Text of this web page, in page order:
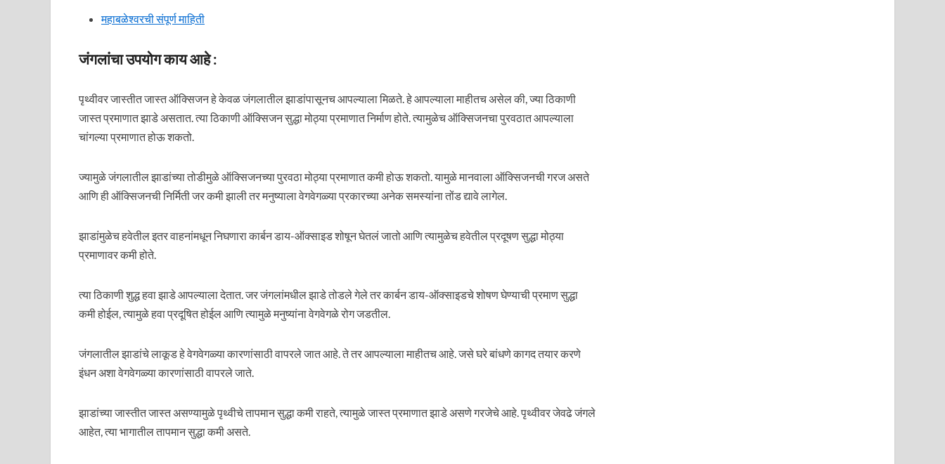
महाबळेश्वरची संपूर्ण माहिती
जंगलांचा उपयोग काय आहे :
पृथ्वीवर जास्तीत जास्त ऑक्सिजन हे केवळ जंगलातील झाडांपासूनच आपल्याला मिळते. हे आपल्याला माहीतच असेल की, ज्या ठिकाणी
जास्त प्रमाणात झाडे असतात. त्या ठिकाणी ऑक्सिजन सुद्धा मोठ्या प्रमाणात निर्माण होते. त्यामुळेच ऑक्सिजनचा पुरवठात आपल्याला
चांगल्या प्रमाणात होऊ शकतो.
ज्यामुळे जंगलातील झाडांच्या तोडीमुळे ऑक्सिजनच्या पुरवठा मोठ्या प्रमाणात कमी होऊ शकतो. यामुळे मानवाला ऑक्सिजनची गरज असते
आणि ही ऑक्सिजनची निर्मिती जर कमी झाली तर मनुष्याला वेगवेगळ्या प्रकारच्या अनेक समस्यांना तोंड द्यावे लागेल.
झाडांमुळेच हवेतील इतर वाहनांमधून निघणारा कार्बन डाय-ऑक्साइड शोषून घेतलं जातो आणि त्यामुळेच हवेतील प्रदूषण सुद्धा मोठ्या
प्रमाणावर कमी होते.
त्या ठिकाणी शुद्ध हवा झाडे आपल्याला देतात. जर जंगलांमधील झाडे तोडले गेले तर कार्बन डाय-ऑक्साइडचे शोषण घेण्याची प्रमाण सुद्धा
कमी होईल, त्यामुळे हवा प्रदूषित होईल आणि त्यामुळे मनुष्यांना वेगवेगळे रोग जडतील.
जंगलातील झाडांचे लाकूड हे वेगवेगळ्या कारणांसाठी वापरले जात आहे. ते तर आपल्याला माहीतच आहे. जसे घरे बांधणे कागद तयार करणे
इंधन अशा वेगवेगळ्या कारणांसाठी वापरले जाते.
झाडांच्या जास्तीत जास्त असण्यामुळे पृथ्वीचे तापमान सुद्धा कमी राहते, त्यामुळे जास्त प्रमाणात झाडे असणे गरजेचे आहे. पृथ्वीवर जेवढे जंगले
आहेत, त्या भागातील तापमान सुद्धा कमी असते.